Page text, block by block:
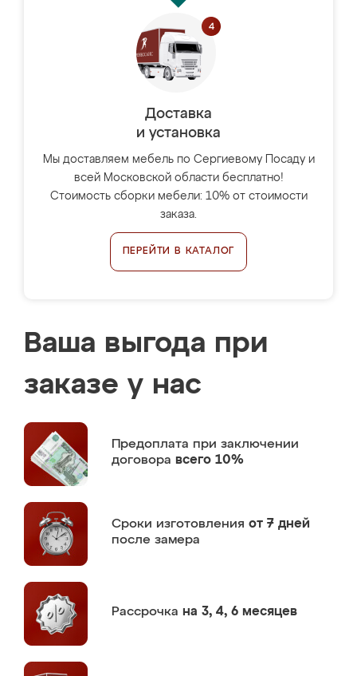
Доставка
и установка
Мы доставляем мебель по Сергиевому Посаду и
всей Московской области бесплатно!
Стоимость сборки мебели: 10% от стоимости
заказа.
ПЕРЕЙТИ В КАТАЛОГ
Ваша выгода при
заказе у нас
Предоплата при заключении
договора всего 10%
Сроки изготовления от 7 дней
после замера
Рассрочка на 3, 4, 6 месяцев